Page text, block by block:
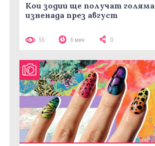
Кои зодии ще получат голяма
изненада през август
55 6 мин 0